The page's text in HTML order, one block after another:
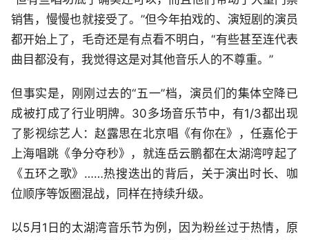
销售，慢慢也就接受了。”但今年拍戏的、演短剧的演员
都开始上了，毛奇还是有点看不明白，“有些甚至连代表
曲目都没有，我觉得这是对其他音乐人的不尊重。”
但事实是，刚刚过去的“五一”档，演员们的集体空降已
成被打成了行业明牌。30多场音乐节中，有1/3都出现
了影视综艺人：赵露思在北京唱《有你在》，任嘉伦于
上海唱跳《争分夺秒》，就连岳云鹏都在太湖湾哼起了
《五环之歌》……热搜迭出的背后，关于演出时长、咖
位顺序等饭圈混战，同样在持续升级。
以5月1日的太湖湾音乐节为例，因为粉丝过于热情，原